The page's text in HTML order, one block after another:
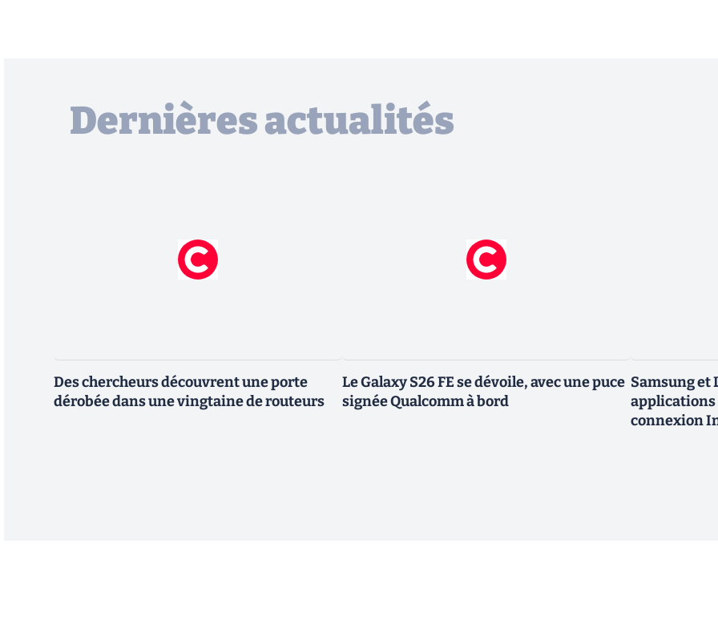
Dernières actualités
Des chercheurs découvrent une porte
dérobée dans une vingtaine de routeurs
Le Galaxy S26 FE se dévoile, avec une puce
signée Qualcomm à bord
Samsung et
applications
connexion